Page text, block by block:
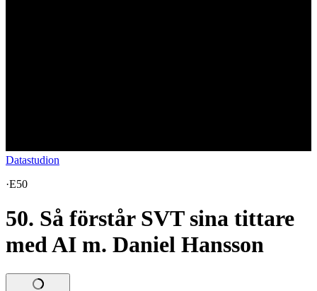
Datastudion
·E50
50. Så förstår SVT sina tittare
med AI m. Daniel Hansson